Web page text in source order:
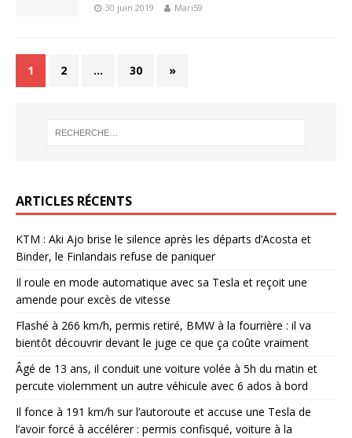
30 juin 2019 Mari59
1 2 … 30 »
ARTICLES RÉCENTS
KTM : Aki Ajo brise le silence après les départs d’Acosta et
Binder, le Finlandais refuse de paniquer
Il roule en mode automatique avec sa Tesla et reçoit une
amende pour excès de vitesse
Flashé à 266 km/h, permis retiré, BMW à la fourrière : il va
bientôt découvrir devant le juge ce que ça coûte vraiment
Âgé de 13 ans, il conduit une voiture volée à 5h du matin et
percute violemment un autre véhicule avec 6 ados à bord
Il fonce à 191 km/h sur l’autoroute et accuse une Tesla de
l’avoir forcé à accélérer : permis confisqué, voiture à la